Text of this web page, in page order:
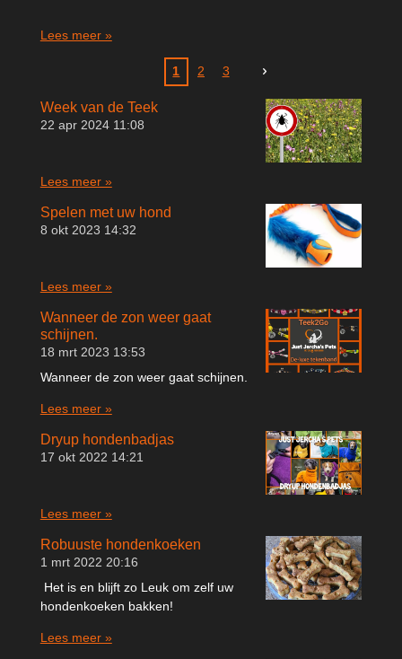
Lees meer »
1 2 3
Week van de Teek
22 apr 2024 11:08
Lees meer »
Spelen met uw hond
8 okt 2023 14:32
Lees meer »
Wanneer de zon weer gaat
schijnen.
18 mrt 2023 13:53
Wanneer de zon weer gaat schijnen.
Lees meer »
Dryup hondenbadjas
17 okt 2022 14:21
Lees meer »
Robuuste hondenkoeken
1 mrt 2022 20:16
Het is en blijft zo Leuk om zelf uw
hondenkoeken bakken!
Lees meer »